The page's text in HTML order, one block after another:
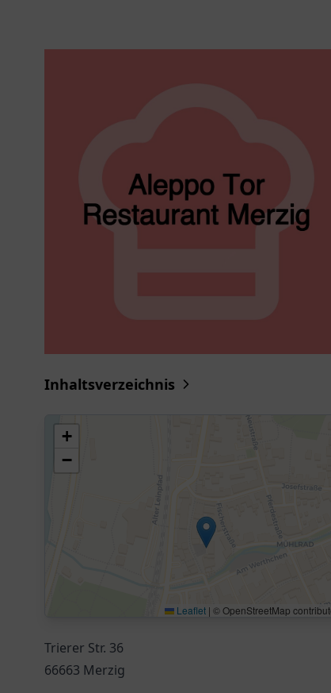
Inhaltsverzeichnis
+
−
Leaflet | © OpenStreetMap
Trierer Str. 36
66663 Merzig